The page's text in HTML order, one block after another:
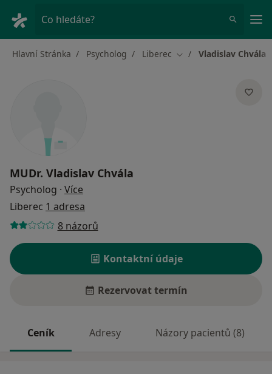
Co hledáte?
Hlavní Stránka Psycholog Liberec Změna města
Vladislav Chvála
MUDr. Vladislav Chvála
Psycholog · Více
Liberec 1 adresa
8 názorů
Kontaktní údaje
Rezervovat termín
Ceník Adresy Názory pacientů (8)